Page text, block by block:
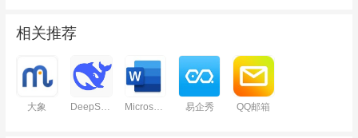
相关推荐
大象 DeepSeek Microsoft Word 易企秀 QQ邮箱